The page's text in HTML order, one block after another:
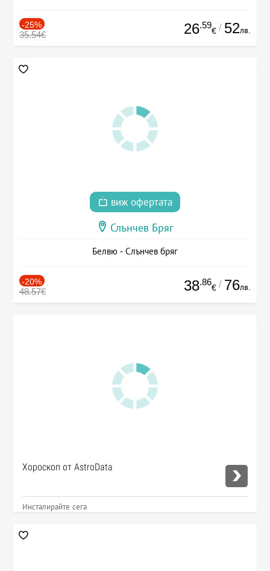
-25%
35.54€ 26.59
€ / 52лв.
виж офертата
Слънчев Бряг
Белвю - Слънчев бряг
-20%
48.57€ 38.86
€ / 76лв.
Хороскоп от AstroData
Инсталирайте сега